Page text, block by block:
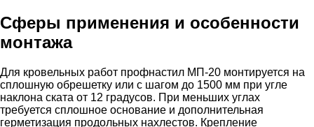
Сферы применения и особенности
монтажа
Для кровельных работ профнастил МП-20 монтируется на
сплошную обрешетку или с шагом до 1500 мм при угле
наклона ската от 12 градусов. При меньших углах
требуется сплошное основание и дополнительная
герметизация продольных нахлестов. Крепление